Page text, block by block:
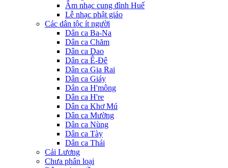
Âm nhạc cung đình Huế
Lễ nhạc phật giáo
Các dân tộc ít người
Dân ca Ba-Na
Dân ca Chăm
Dân ca Dao
Dân ca Ê-Đê
Dân ca Gia Rai
Dân ca Giáy
Dân ca H'mông
Dân ca H're
Dân ca Khơ Mú
Dân ca Mường
Dân ca Nùng
Dân ca Tày
Dân ca Thái
Cải Lương
Chưa phân loại